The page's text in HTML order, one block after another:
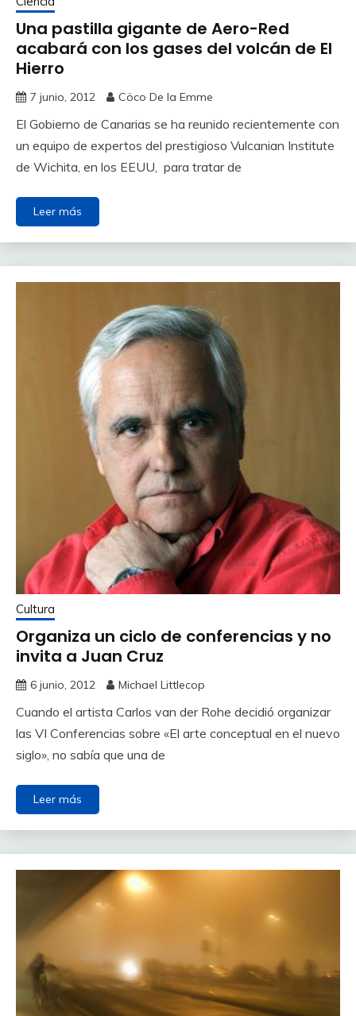
Una pastilla gigante de Aero-Red
acabará con los gases del volcán de El
Hierro
7 junio, 2012 Cöco De la Emme
El Gobierno de Canarias se ha reunido recientemente con
un equipo de expertos del prestigioso Vulcanian Institute
de Wichita, en los EEUU, para tratar de
Leer más
Cultura
Organiza un ciclo de conferencias y no
invita a Juan Cruz
6 junio, 2012 Michael Littlecop
Cuando el artista Carlos van der Rohe decidió organizar
las VI Conferencias sobre «El arte conceptual en el nuevo
siglo», no sabía que una de
Leer más